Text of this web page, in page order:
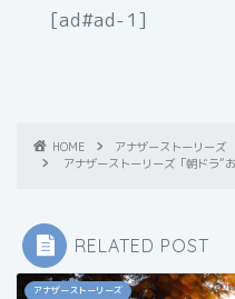
[ad#ad-1]
HOME
アナザーストーリーズ
アナザーストーリーズ「朝ドラ“
RELATED POST
アナザーストーリーズ